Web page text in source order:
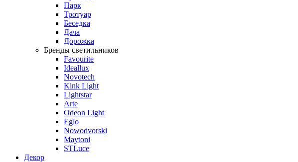
Парк
Тротуар
Беседка
Дача
Дорожка
Бренды светильников
Favourite
Ideallux
Novotech
Kink Light
Lightstar
Arte
Odeon Light
Eglo
Nowodvorski
Maytoni
STLuce
Декор